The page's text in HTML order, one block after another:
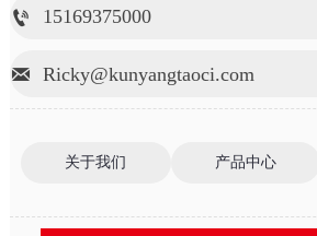
 15169375000
 Ricky@kunyangtaoci.com
关于我们 产品中心